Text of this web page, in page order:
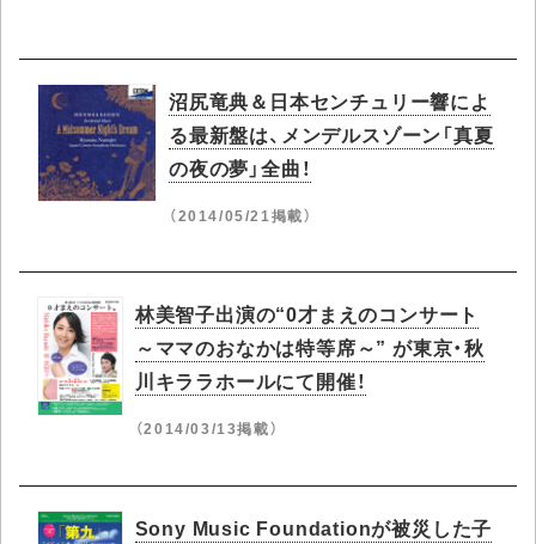
沼尻竜典＆日本センチュリー響によ
る最新盤は、メンデルスゾーン「真夏
の夜の夢」全曲！
（2014/05/21掲載）
林美智子出演の“0才まえのコンサート
～ママのおなかは特等席～” が東京・秋
川キララホールにて開催！
（2014/03/13掲載）
Sony Music Foundationが被災した子